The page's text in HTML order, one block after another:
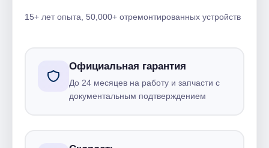
15+ лет опыта, 50,000+ отремонтированных устройств
Официальная гарантия
До 24 месяцев на работу и запчасти с
документальным подтверждением